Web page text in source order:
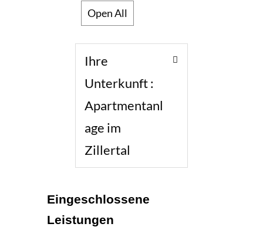
Open All
Ihre
Unterkunft :
Apartmentanl
age im
Zillertal
Eingeschlossene
Leistungen